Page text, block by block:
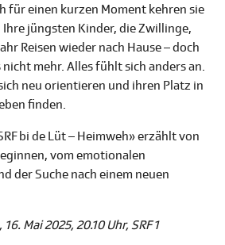
für einen kurzen Moment kehren sie
jüngsten Kinder, die Zwillinge,
Reisen wieder nach Hause – doch
mehr. Alles fühlt sich anders an.
neu orientieren und ihren Platz in
finden.
bi de Lüt – Heimweh» erzählt von
vom emotionalen
der Suche nach einem neuen
Mai 2025, 20.10 Uhr, SRF 1